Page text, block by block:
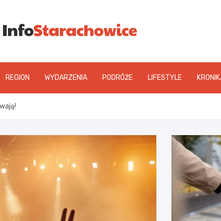
REGION WYDARZENIA PODRÓŻE LIFESTYLE